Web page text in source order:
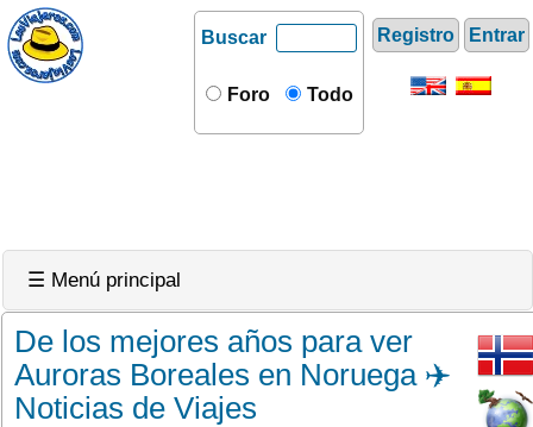
Registro Entrar
Buscar
Foro Todo
☰ Menú principal
De los mejores años para ver
Auroras Boreales en Noruega ✈️
Noticias de Viajes